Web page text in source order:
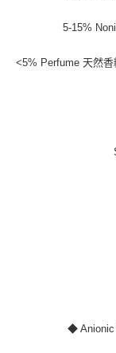
5-15%
<5% Perfume 天然
◆